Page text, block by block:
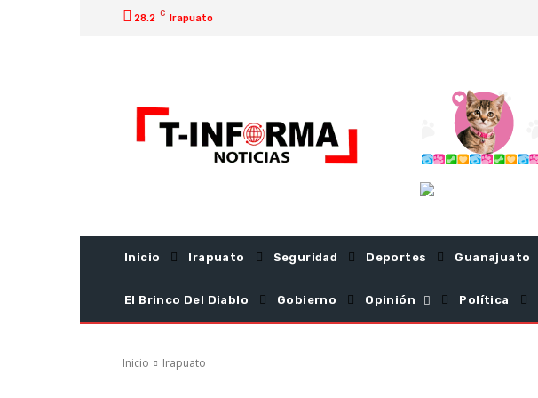
28.2 C Irapuato
Inicio Irapuato Seguridad Deportes Guanajuato
El Brinco Del Diablo Gobierno Opinión Política
Inicio Irapuato